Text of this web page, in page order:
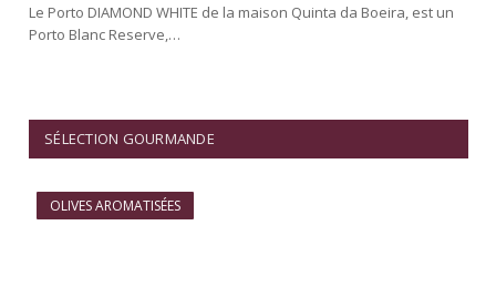
Le Porto DIAMOND WHITE de la maison Quinta da Boeira, est un
Porto Blanc Reserve,…
SÉLECTION GOURMANDE
OLIVES AROMATISÉES